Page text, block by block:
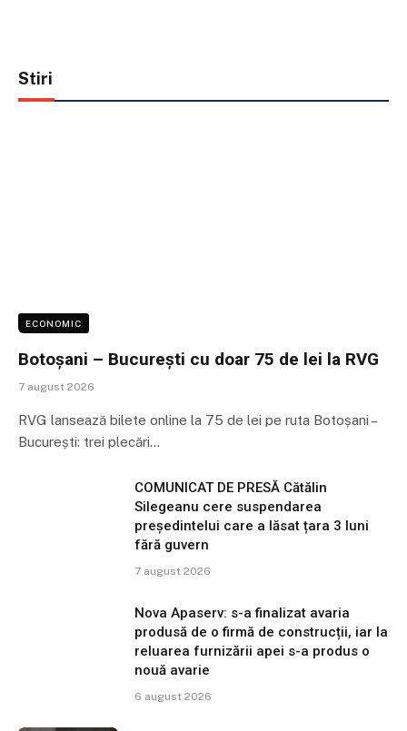
Stiri
ECONOMIC
Botoșani – București cu doar 75 de lei la RVG
7 august 2026
RVG lansează bilete online la 75 de lei pe ruta Botoșani –
București: trei plecări…
COMUNICAT DE PRESĂ Cătălin
Silegeanu cere suspendarea
președintelui care a lăsat țara 3 luni
fără guvern
7 august 2026
Nova Apaserv: s-a finalizat avaria
produsă de o firmă de construcții, iar la
reluarea furnizării apei s-a produs o
nouă avarie
6 august 2026